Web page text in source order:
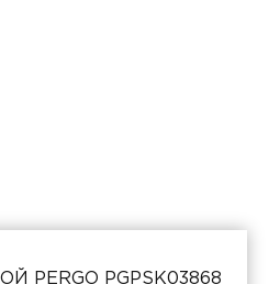
PERGO PGPSK03868